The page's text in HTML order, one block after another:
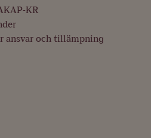
KR
ansvar och tillämpning